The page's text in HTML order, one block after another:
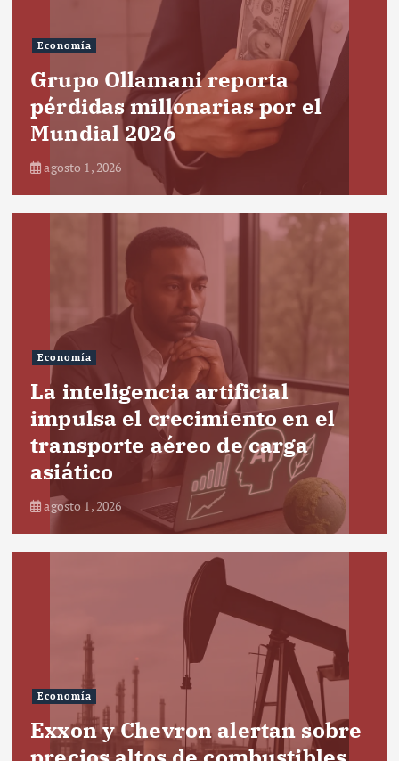
Economía
Grupo Ollamani reporta
pérdidas millonarias por el
Mundial 2026
agosto 1, 2026
Economía
La inteligencia artificial
impulsa el crecimiento en el
transporte aéreo de carga
asiático
agosto 1, 2026
Economía
Exxon y Chevron alertan sobre